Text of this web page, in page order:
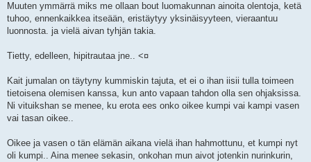
Muuten ymmärrä miks me ollaan bout luomakunnan ainoita olentoja, ketä
tuhoo, ennenkaikkea itseään, eristäytyy yksinäisyyteen, vieraantuu
luonnosta. ja vielä aivan tyhjän takia.
Tietty, edelleen, hipitrautaa jne.. <¤
Kait jumalan on täytyny kummiskin tajuta, et ei o ihan iisii tulla toimeen
tietoisena olemisen kanssa, kun anto vapaan tahdon olla sen ohjaksissa.
Ni vituikshan se menee, ku erota ees onko oikee kumpi vai kampi vasen
vai tasan oikee..
Oikee ja vasen o tän elämän aikana vielä ihan hahmottunu, et kumpi nyt
oli kumpi.. Aina menee sekasin, onkohan mun aivot jotenkin nurinkurin,